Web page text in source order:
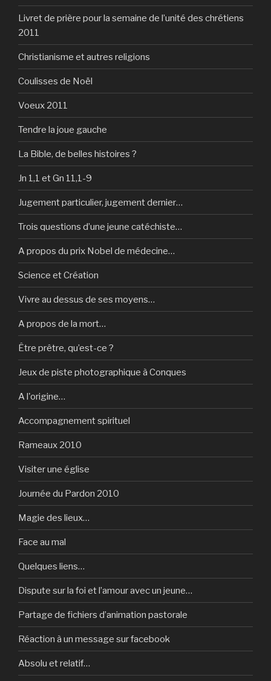
Livret de prière pour la semaine de l’unité des chrétiens
2011
Christianisme et autres religions
Coulisses de Noël
Voeux 2011
Tendre la joue gauche
La Bible, de belles histoires ?
Jn 1,1 et Gn 11,1-9
Jugement particulier, jugement dernier…
Trois questions d’une jeune catéchiste…
A propos du prix Nobel de médecine…
Science et Création
Vivre au dessus de ses moyens…
A propos de la mort…
Être prêtre, qu’est-ce ?
Jeux de piste photographique à Conques
A l'origine…
Accompagnement spirituel
Rameaux 2010
Visiter une église
Journée du Pardon 2010
Magie des lieux…
Face au mal
Quelques liens…
Dispute sur la foi et l’amour avec un jeune…
Partage de fichiers d’animation pastorale
Réaction à un message sur facebook
Absolu et relatif…